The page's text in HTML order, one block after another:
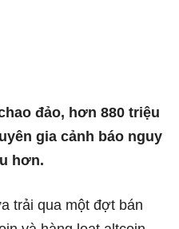
đảo, hơn 880 triệu
gia cảnh báo nguy
hơn.
trải qua một đợt bán